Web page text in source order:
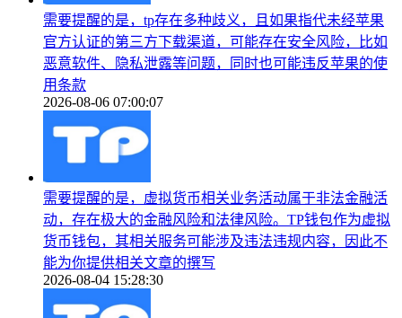
需要提醒的是，tp存在多种歧义，且如果指代未经苹果
官方认证的第三方下载渠道，可能存在安全风险，比如
恶意软件、隐私泄露等问题，同时也可能违反苹果的使
用条款
2026-08-06 07:00:07
需要提醒的是，虚拟货币相关业务活动属于非法金融活
动，存在极大的金融风险和法律风险。TP钱包作为虚拟
货币钱包，其相关服务可能涉及违法违规内容，因此不
能为你提供相关文章的撰写
2026-08-04 15:28:30